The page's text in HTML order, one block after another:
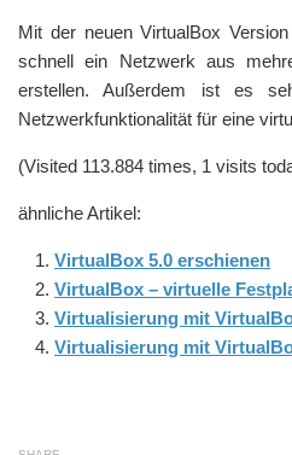
Mit der neuen VirtualBox
schnell ein Netzwerk aus
erstellen. Außerdem ist es
Netzwerkfunktionalität für eine
(Visited 113.884 times, 1 visits
ähnliche Artikel:
VirtualBox 5.0 erschienen
VirtualBox – virtuelle
Virtualisierung mit
Virtualisierung mit